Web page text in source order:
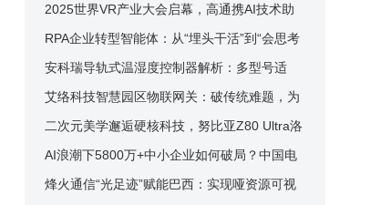
流量，轻松掌控网络使用
2025世界VR产业大会启幕，高通携AI技术助
力XR生态创新发展
RPA企业转型智能体：从“埋头干活”到“会思考
干活”的新征程
安科瑞导轨式温湿度控制器解析：多型号适
配，功能多样精准控温湿
艾络科技智慧园区物联网关：破传统难题，为
园区数智化转型添动力
二次元美学邂逅硬核科技，努比亚Z80 Ultra洛
天依限定版燃动年末市场
AI浪潮下5800万+中小企业如何破局？中国电
信以数智化引擎赋能转型之路
烽火通信“光足迹”赋能巴西：实现哑资源可视